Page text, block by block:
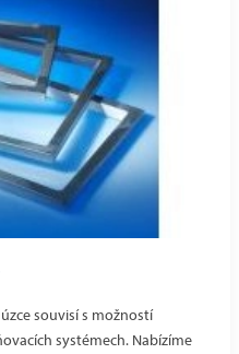
souvisí s možností
systémech. Nabízíme